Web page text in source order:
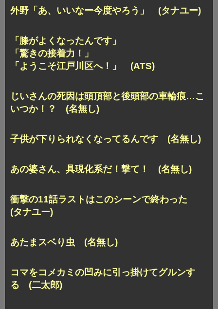
外野「あ、いいなー今度やろう」 (タナユー)
「膝がよくなったんです」
「驚きの接着力！」
「ようこそ江戸川区へ！」 (ATS)
じいさんの死因は頭頂部と後頭部の車輪痕…こ
いつか！？ (名無し)
子供が下りられなくなってるんです (名無し)
あの婆さん、具現化系だ！撃て！ (名無し)
衝撃の11話ラストはこのシーンで終わった
(タナユー)
あたまスベり虫 (名無し)
コマをコメカミの凹みに引っ掛けてグルンす
る (二太郎)